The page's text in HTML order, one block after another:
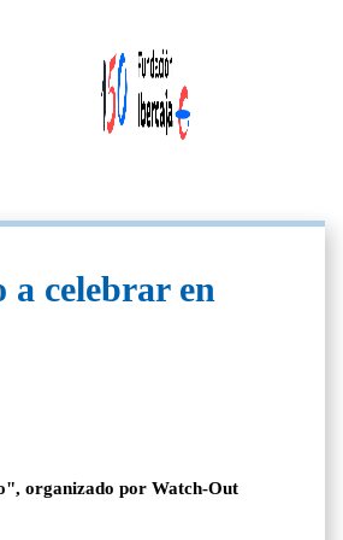
celebrar en
organizado por Watch-Out